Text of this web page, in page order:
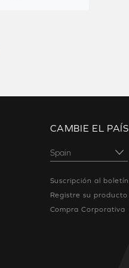
CAMBIE EL PAÍS
Suscripción al boletín
Registre su producto
Compra Corporativa